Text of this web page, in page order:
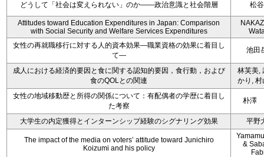
どうして「社会は変えられない」のか――政治意識と社会階層 松
Attitudes toward Education Expenditures in Japan: Comparison
with Social Security and Welfare Services Expenditures
女性の再就職移行に対する人的資本効果―職業資格の効果に着目し
て―
池田
成人における経済的要因と食に関する認知的要因，食行動，および
食のQOLとの関連
林芙美,
かり, 村
女性の地域移動歴と所得の関係について：有配偶者の学歴に着目し
た考察
朴澤
大学生の内定獲得とインターンシップ経験のシグナリング効果 平野
The impact of the media on voters’ attitude toward Junichiro
Koizumi and his policy
&